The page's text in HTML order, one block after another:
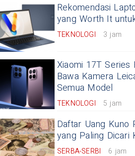
Rekomendasi
yang Worth It
TEKNOLOGI 3 jam
Xiaomi 17T Series
Bawa Kamera
Semua Model
TEKNOLOGI 5 jam
Daftar Uang Kuno
yang Paling Dicari
SERBA-SERBI 6 jam